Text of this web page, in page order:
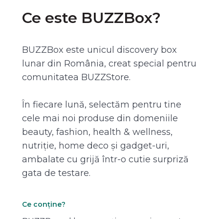
Ce este BUZZBox?
BUZZBox este unicul discovery box
lunar din România, creat special pentru
comunitatea BUZZStore.
În fiecare lună, selectăm pentru tine
cele mai noi produse din domeniile
beauty, fashion, health & wellness,
nutriție, home deco și gadget-uri,
ambalate cu grijă într-o cutie surpriză
gata de testare.
Ce conține?